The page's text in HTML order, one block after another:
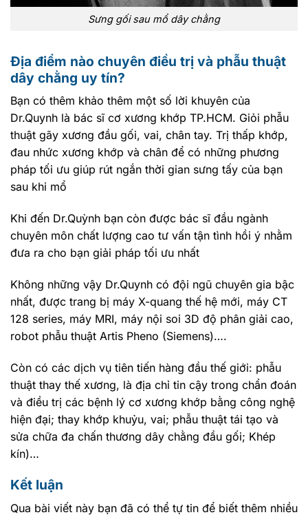
Sưng gối sau mổ dây chằng
Địa điểm nào chuyên điều trị và phẫu thuật
dây chằng uy tín?
Bạn có thêm khảo thêm một số lời khuyên của
Dr.Quynh là bác sĩ cơ xương khớp TP.HCM. Giỏi phẫu
thuật gãy xương đầu gối, vai, chân tay. Trị thấp khớp,
đau nhức xương khớp và chân để có những phương
pháp tối ưu giúp rút ngắn thời gian sưng tấy của bạn
sau khi mổ
Khi đến Dr.Quỳnh bạn còn được bác sĩ đầu ngành
chuyên môn chất lượng cao tư vấn tận tình hồi ý nhằm
đưa ra cho bạn giải pháp tối ưu nhất
Không những vậy Dr.Quynh có đội ngũ chuyên gia bậc
nhất, được trang bị máy X-quang thế hệ mới, máy CT
128 series, máy MRI, máy nội soi 3D độ phân giải cao,
robot phẫu thuật Artis Pheno (Siemens)….
Còn có các dịch vụ tiên tiến hàng đầu thế giới: phẫu
thuật thay thế xương, là địa chỉ tin cậy trong chẩn đoán
và điều trị các bệnh lý cơ xương khớp bằng công nghệ
hiện đại; thay khớp khuỷu, vai; phẫu thuật tái tạo và
sửa chữa đa chấn thương dây chằng đầu gối; Khép
kín)…
Kết luận
Qua bài viết này bạn đã có thể tự tin để biết thêm nhiều